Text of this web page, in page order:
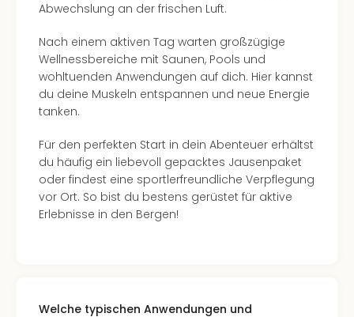
Abwechslung an der frischen Luft.
Nach einem aktiven Tag warten großzügige
Wellnessbereiche mit Saunen, Pools und
wohltuenden Anwendungen auf dich. Hier kannst
du deine Muskeln entspannen und neue Energie
tanken.
Für den perfekten Start in dein Abenteuer erhältst
du häufig ein liebevoll gepacktes Jausenpaket
oder findest eine sportlerfreundliche Verpflegung
vor Ort. So bist du bestens gerüstet für aktive
Erlebnisse in den Bergen!
Welche typischen Anwendungen und